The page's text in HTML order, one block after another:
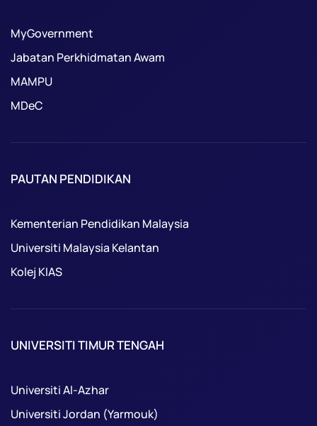
MyGovernment
Jabatan Perkhidmatan Awam
MAMPU
MDeC
PAUTAN PENDIDIKAN
Kementerian Pendidikan Malaysia
Universiti Malaysia Kelantan
Kolej KIAS
UNIVERSITI TIMUR TENGAH
Universiti Al-Azhar
Universiti Jordan (Yarmouk)